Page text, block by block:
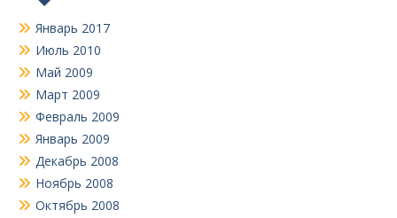
Январь 2017
Июль 2010
Май 2009
Март 2009
Февраль 2009
Январь 2009
Декабрь 2008
Ноябрь 2008
Октябрь 2008